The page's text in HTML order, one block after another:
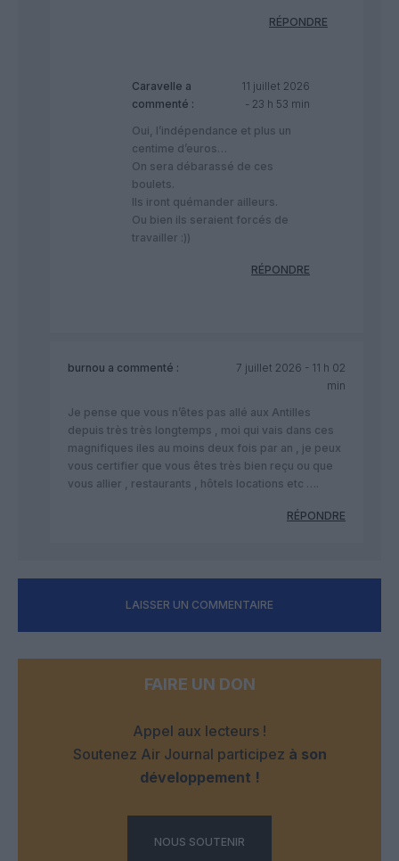
RÉPONDRE
Caravelle a
commenté :
11 juillet 2026
- 23 h 53 min
Oui, l’indépendance et plus un
centime d’euros…
On sera débarassé de ces
boulets.
Ils iront quémander ailleurs.
Ou bien ils seraient forcés de
travailler :))
RÉPONDRE
burnou a commenté :
7 juillet 2026 - 11 h 02
min
Je pense que vous n’êtes pas allé aux Antilles
depuis très très longtemps , moi qui vais dans ces
magnifiques iles au moins deux fois par an , je peux
vous certifier que vous êtes très bien reçu ou que
vous allier , restaurants , hôtels locations etc ….
RÉPONDRE
LAISSER UN COMMENTAIRE
FAIRE UN DON
Appel aux lecteurs !
Soutenez Air Journal participez à son
développement !
NOUS SOUTENIR